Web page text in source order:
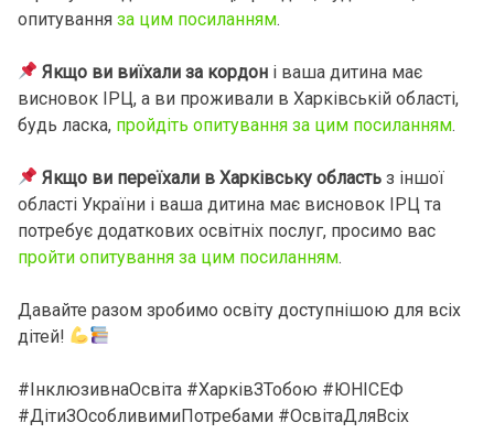
опитування за цим посиланням.
Якщо ви виїхали за кордон і ваша дитина має
висновок ІРЦ, а ви проживали в Харківській області,
будь ласка, пройдіть опитування за цим посиланням.
Якщо ви переїхали в Харківську область з іншої
області України і ваша дитина має висновок ІРЦ та
потребує додаткових освітніх послуг, просимо вас
пройти опитування за цим посиланням.
Давайте разом зробимо освіту доступнішою для всіх
дітей!
#ІнклюзивнаОсвіта #ХарківЗТобою #ЮНІСЕФ
#ДітиЗОсобливимиПотребами #ОсвітаДляВсіх